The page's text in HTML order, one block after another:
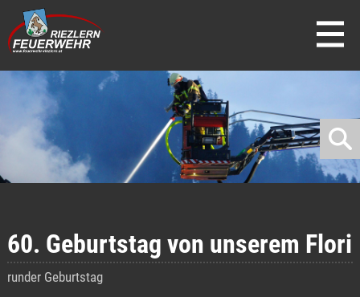
direkt zur Navigation
direkt zum Inhalt
60. Geburtstag von unserem Flori
runder Geburtstag